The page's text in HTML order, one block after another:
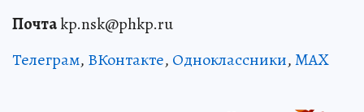
Почтаkp.nsk@phkp.ru
Телеграм, ВКонтакте, Одноклассники,MAX